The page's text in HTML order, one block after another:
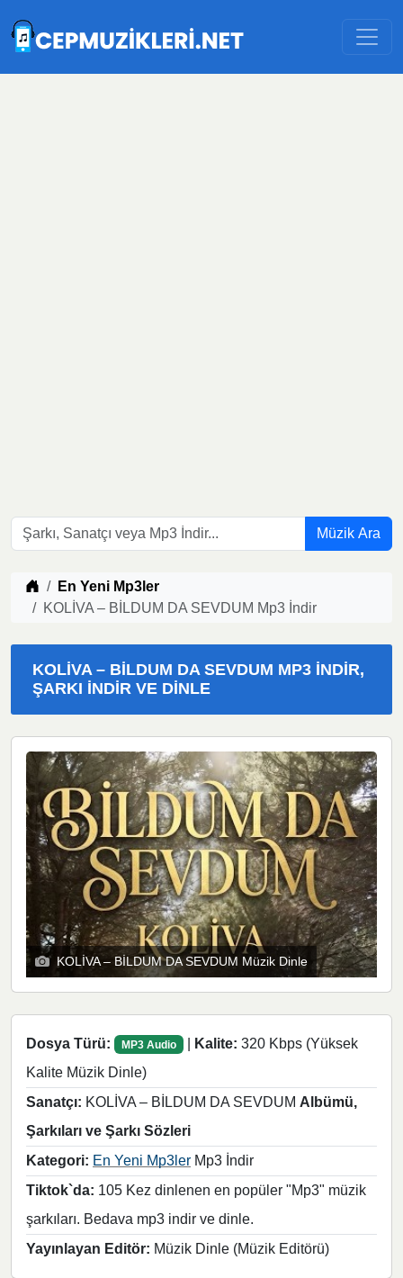
Müzik Ara
Müzik indir
En Yeni Mp3ler
KOLİVA – BİLDUM DA SEVDUM Mp3 İndir
KOLİVA – BİLDUM DA SEVDUM MP3 İNDIR,
ŞARKI İNDIR VE DINLE
KOLİVA – BİLDUM DA SEVDUM Müzik Dinle
Dosya Türü: MP3 Audio | Kalite: 320 Kbps (Yüksek
Kalite Müzik Dinle)
Sanatçı: KOLİVA – BİLDUM DA SEVDUM Albümü,
Şarkıları ve Şarkı Sözleri
Kategori: En Yeni Mp3ler Mp3 İndir
Tiktok`da: 105 Kez dinlenen en popüler "Mp3" müzik
şarkıları. Bedava mp3 indir ve dinle.
Yayınlayan Editör: Müzik Dinle (Müzik Editörü)